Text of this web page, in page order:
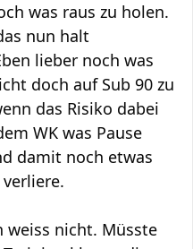
was raus zu holen.
nun halt
lieber noch was
doch auf Sub 90 zu
das Risiko dabei
WK was Pause
damit noch etwas
weiss nicht. Müsste